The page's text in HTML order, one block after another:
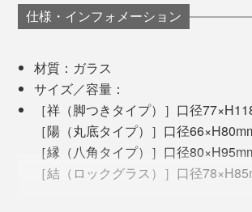
みがあり、どっしりとした重みに心が落
間接照明の光にかざして、ゆっくり溶
ば、心身がゆるむのを感じるはず。
＜陽＞
ところどころに残っている無地の部分は
いただくためのデザインです。
ろうと決意。
「この美しさを甦らせ、100年先に残
てはならない！と、勝手な使命感に燃え
地元・静岡のガラス工房や博物館を見
授に話を聞き、図書館の文献を読み漁
ほどのトライ＆エラーを繰り返して、
辿り着きました。
仕様・インフォメーション
材質：ガラス
サイズ／容量：
［祥（脚つきタイプ）］口径
［陽（丸底タイプ）］口径
［縁（八角タイプ）］口径
［結（ロックグラス）］口径